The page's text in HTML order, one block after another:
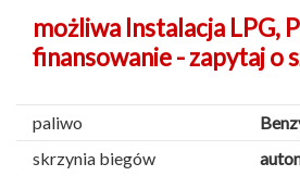
możliwa Instalacja LPG,
finansowanie - zapytaj o
paliwo
skrzynia biegów